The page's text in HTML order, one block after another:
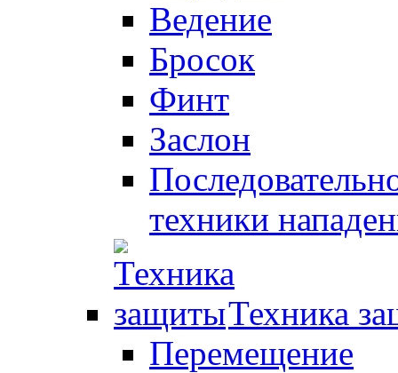
Ведение
Бросок
Финт
Заслон
техники
Техника
Перемещение